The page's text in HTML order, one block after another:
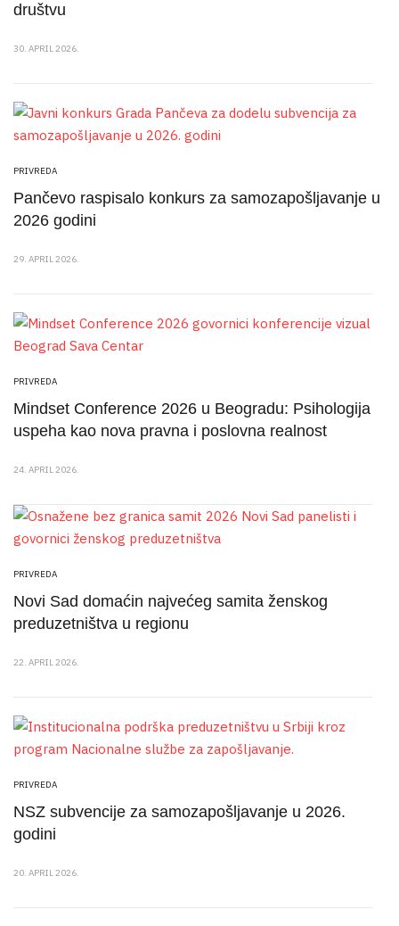
društvu
30. APRIL 2026.
PRIVREDA
Pančevo raspisalo konkurs za samozapošljavanje u
2026 godini
29. APRIL 2026.
PRIVREDA
Mindset Conference 2026 u Beogradu: Psihologija
uspeha kao nova pravna i poslovna realnost
24. APRIL 2026.
PRIVREDA
Novi Sad domaćin najvećeg samita ženskog
preduzetništva u regionu
22. APRIL 2026.
PRIVREDA
NSZ subvencije za samozapošljavanje u 2026.
godini
20. APRIL 2026.